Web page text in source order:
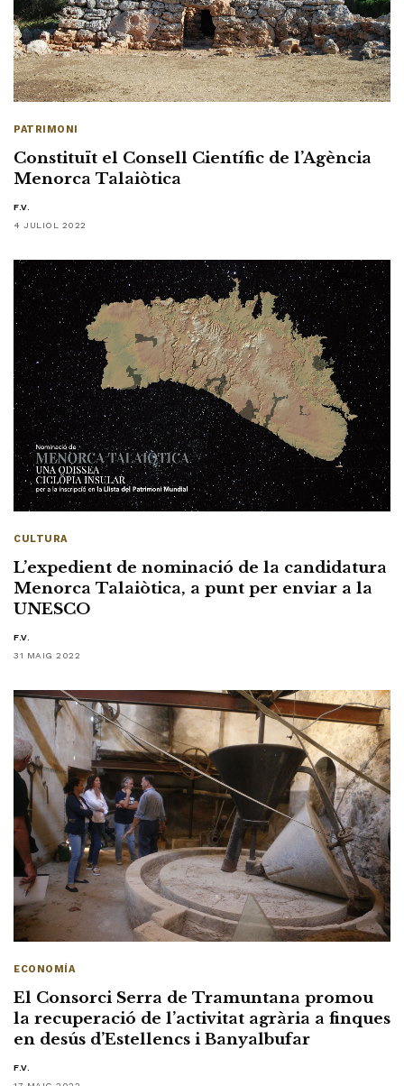
PATRIMONI
Constituït el Consell Científic de l’Agència
Menorca Talaiòtica
F.V.
4 JULIOL 2022
CULTURA
L’expedient de nominació de la candidatura
Menorca Talaiòtica, a punt per enviar a la
UNESCO
F.V.
31 MAIG 2022
ECONOMÍA
El Consorci Serra de Tramuntana promou
la recuperació de l’activitat agrària a finques
en desús d’Estellencs i Banyalbufar
F.V.